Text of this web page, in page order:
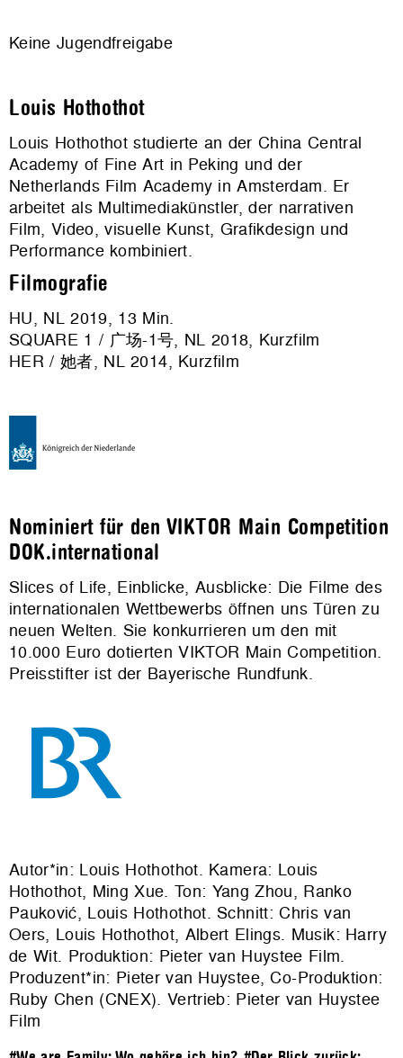
Keine Jugendfreigabe
Louis Hothothot
Louis Hothothot studierte an der China Central
Academy of Fine Art in Peking und der
Netherlands Film Academy in Amsterdam. Er
arbeitet als Multimediakünstler, der narrativen
Film, Video, visuelle Kunst, Grafikdesign und
Performance kombiniert.
Filmografie
HU, NL 2019, 13 Min.
SQUARE 1 / 广场-1号, NL 2018, Kurzfilm
HER / 她者, NL 2014, Kurzfilm
Nominiert für den VIKTOR Main Competition
DOK.international
Slices of Life, Einblicke, Ausblicke: Die Filme des
internationalen Wettbewerbs öffnen uns Türen zu
neuen Welten. Sie konkurrieren um den mit
10.000 Euro dotierten VIKTOR Main Competition.
Preisstifter ist der Bayerische Rundfunk.
Autor*in: Louis Hothothot. Kamera: Louis
Hothothot, Ming Xue. Ton: Yang Zhou, Ranko
Pauković, Louis Hothothot. Schnitt: Chris van
Oers, Louis Hothothot, Albert Elings. Musik: Harry
de Wit. Produktion: Pieter van Huystee Film.
Produzent*in: Pieter van Huystee, Co-Produktion:
Ruby Chen (CNEX). Vertrieb: Pieter van Huystee
Film